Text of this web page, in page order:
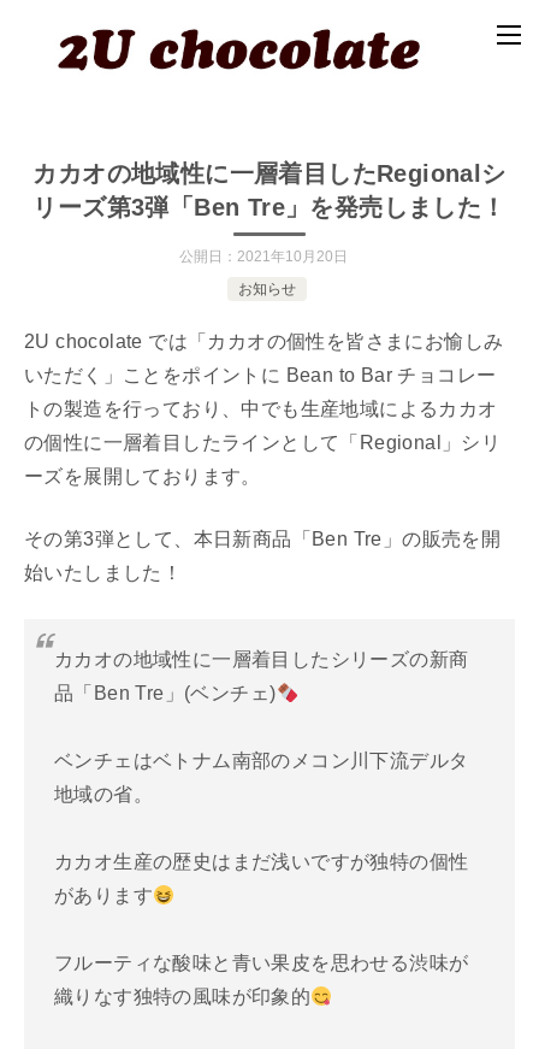
カカオの地域性に一層着目したRegionalシ
リーズ第3弾「Ben Tre」を発売しました！
公開日： 2021年10月20日
お知らせ
2U chocolate では「カカオの個性を皆さまにお愉しみ
いただく」ことをポイントに Bean to Bar チョコレー
トの製造を行っており、中でも生産地域によるカカオ
の個性に一層着目したラインとして「Regional」シリ
ーズを展開しております。
その第3弾として、本日新商品「Ben Tre」の販売を開
始いたしました！
カカオの地域性に一層着目したシリーズの新商
品「Ben Tre」(ベンチェ)
ベンチェはベトナム南部のメコン川下流デルタ
地域の省。
カカオ生産の歴史はまだ浅いですが独特の個性
があります
フルーティな酸味と青い果皮を思わせる渋味が
織りなす独特の風味が印象的